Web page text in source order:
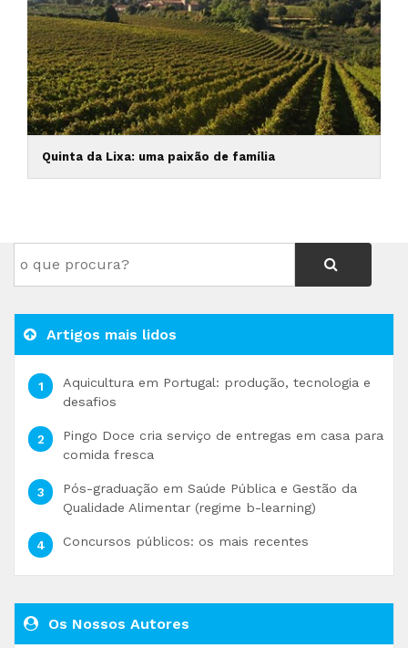
Quinta da Lixa: uma paixão de família
Artigos mais lidos
Aquicultura em Portugal: produção, tecnologia e
desafios
Pingo Doce cria serviço de entregas em casa para
comida fresca
Pós-graduação em Saúde Pública e Gestão da
Qualidade Alimentar (regime b-learning)
Concursos públicos: os mais recentes
Os Nossos Autores